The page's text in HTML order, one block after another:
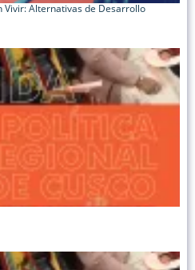
Alternativas de Desarrollo